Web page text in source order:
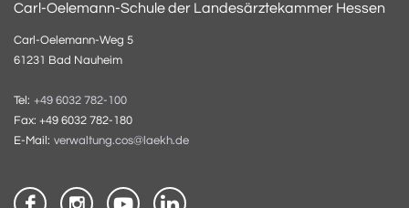
Carl-Oelemann-Schule der Landesärztekammer Hessen
Carl-Oelemann-Weg 5
61231 Bad Nauheim
Tel: +49 6032 782-100
Fax: +49 6032 782-180
E-Mail: verwaltung.cos@laekh.de